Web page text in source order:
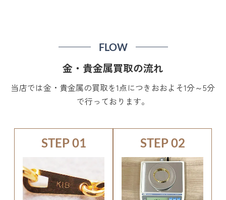
FLOW
金・貴金属買取の流れ
当店では金・貴金属の買取を1点につきおおよそ1分～5分
で行っております。
STEP 01 STEP 02